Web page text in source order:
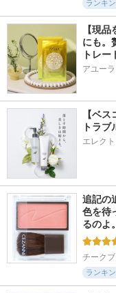
ランキ
【現
にも。
トレー
アユーラ
【ベ
トラ
エレク
追記の
色を待
るのよ
チーク
ランキ